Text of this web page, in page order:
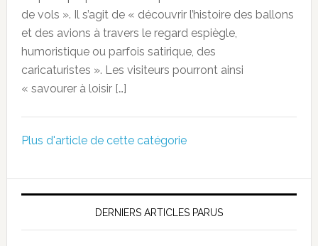
de vols ». Il s’agit de « découvrir l’histoire des ballons
et des avions à travers le regard espiègle,
humoristique ou parfois satirique, des
caricaturistes ». Les visiteurs pourront ainsi
« savourer à loisir […]
Plus d'article de cette catégorie
DERNIERS ARTICLES PARUS